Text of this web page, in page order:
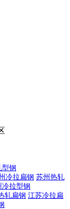
型钢
冷拉扁钢 苏州热轧
冷拉型钢
轧扁钢 江苏冷拉扁